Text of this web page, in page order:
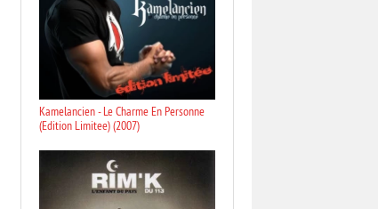
Kamelancien - Le Charme En Personne
(Edition Limitee) (2007)